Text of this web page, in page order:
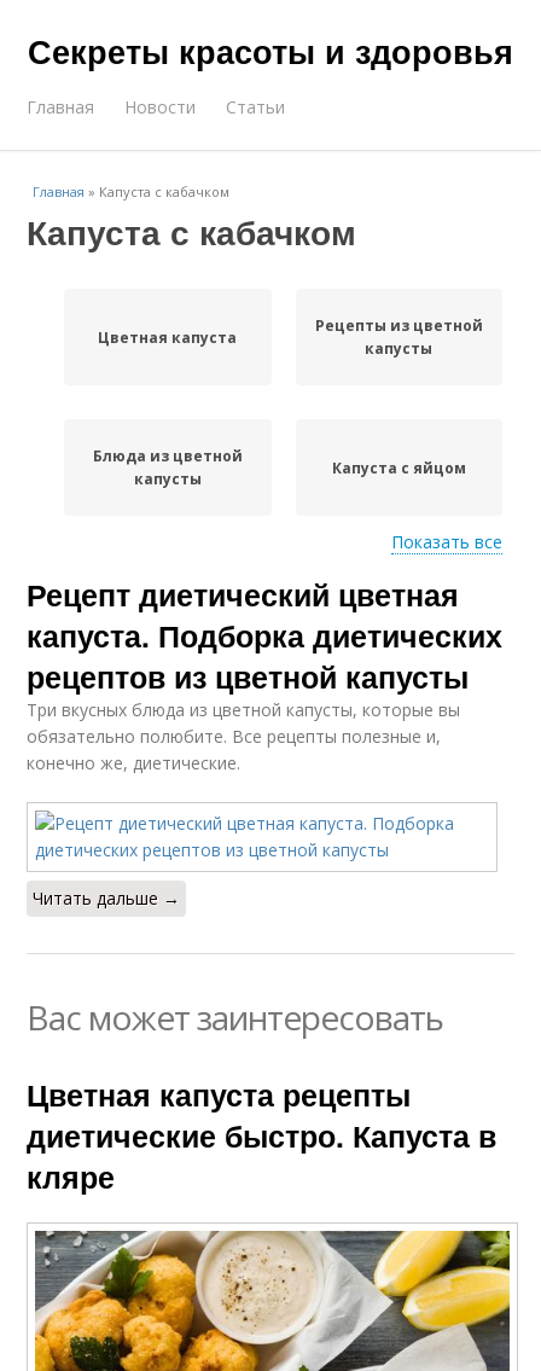
Секреты красоты и здоровья
Главная Новости Статьи
Главная » Капуста с кабачком
Капуста с кабачком
Цветная капуста
Рецепты из цветной
капусты
Блюда из цветной
капусты
Капуста с яйцом
Рецепты из капусты Салат из капусты
Суп из капусты Тушеная капуста
Капуста в духовке
Салат из цветной
капусты
Капуста в
мультиварке
Показать все
Рецепт диетический цветная
капуста. Подборка диетических
рецептов из цветной капусты
Три вкусных блюда из цветной капусты, которые вы
обязательно полюбите. Все рецепты полезные и,
конечно же, диетические.
Читать дальше →
Вас может заинтересовать
Цветная капуста рецепты
диетические быстро. Капуста в
кляре